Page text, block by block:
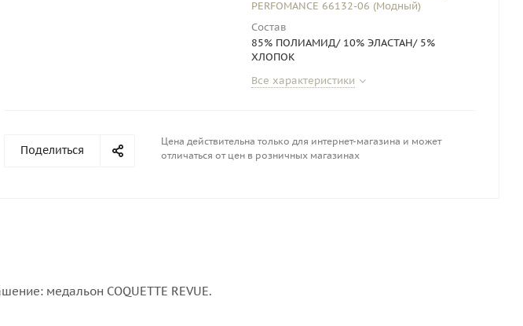
PERFOMANCE 66132-06 (Модный)
Состав
85% ПОЛИАМИД/ 10% ЭЛАСТАН/ 5%
ХЛОПОК
Все характеристики
Поделиться
Цена действительна только для интернет-магазина и может
отличаться от цен в розничных магазинах
медальон COQUETTE REVUE.